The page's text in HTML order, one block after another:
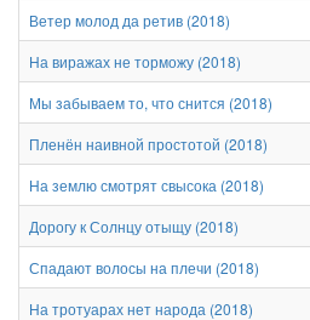
Ветер молод да ретив (2018)
На виражах не торможу (2018)
Мы забываем то, что снится (2018)
Пленён наивной простотой (2018)
На землю смотрят свысока (2018)
Дорогу к Солнцу отыщу (2018)
Спадают волосы на плечи (2018)
На тротуарах нет народа (2018)